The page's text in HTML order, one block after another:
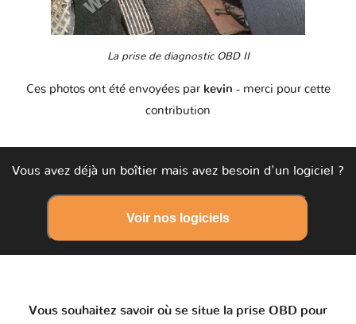
La prise de diagnostic OBD II
Ces photos ont été envoyées par kevin - merci pour cette
contribution
Vous avez déjà un boîtier mais avez besoin d'un logiciel ?
Voir nos logiciels
Vous souhaitez savoir où se situe la prise OBD pour